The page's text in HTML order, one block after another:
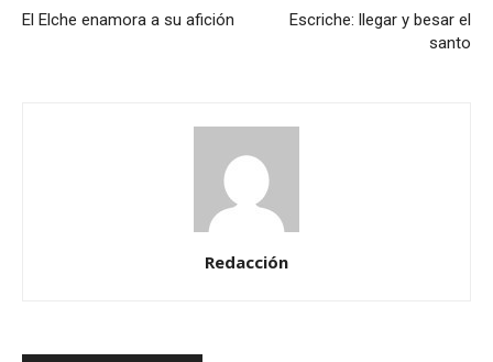
El Elche enamora a su afición
Escriche: llegar y besar el
santo
Redacción